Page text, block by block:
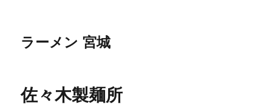
ラーメン 宮城
佐々木製麺所